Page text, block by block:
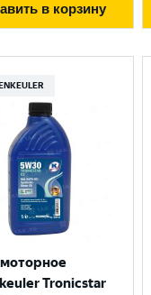
в корзину
Tronicstar